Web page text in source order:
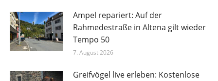
Ampel repariert: Auf der
Rahmedestraße in Altena gilt wieder
Tempo 50
7. August 2026
Greifvögel live erleben: Kostenlose